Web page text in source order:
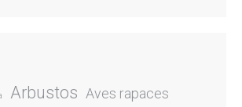
Arbustos Aves rapaces